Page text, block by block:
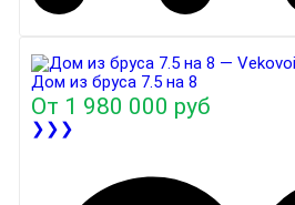
Дом из бруса 7.5 на 8
От 1 980 000 руб
❯❯❯